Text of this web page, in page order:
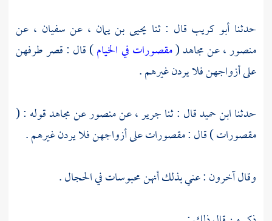
حدثنا أبو كريب قال : ثنا يحيى بن يمان ، عن سفيان ، عن
منصور، عنمجاهد(مقصورات في الخيام) قال : قصر طرفهن
على أزواجهن فلا يردن غيرهم .
حدثناابن حميدقال : ثناجرير، عنمنصورعنمجاهدقوله : (
مقصورات ) قال : مقصورات على أزواجهن فلا يردن غيرهم .
وقال آخرون : عني بذلك أنهن محبوسات في الحجال .